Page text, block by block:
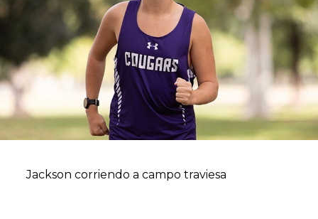
Jackson corriendo a campo traviesa